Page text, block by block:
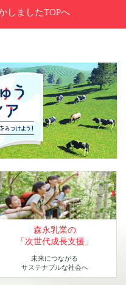
しましたTOPへ
森永乳業の
「次世代成長支援」
未来につながる
サステナブルな社会へ